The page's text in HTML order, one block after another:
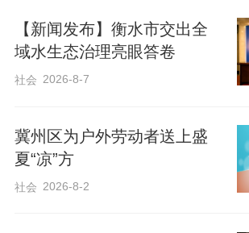
电动三轮运送砍下来的旧树
珠顺着脸颊滚落，湿透的衣
背，可他脸上却挂着朴实的笑
田彦青是景区附近大赵常村
化养护工作3年多了。问到高
辛苦，他咧嘴一笑：“热是热
【新闻发布】衡水市交出全
域水生态治理亮眼答卷
社会 2026-8-7
冀州区为户外劳动者送上盛
夏“凉”方
社会 2026-8-2